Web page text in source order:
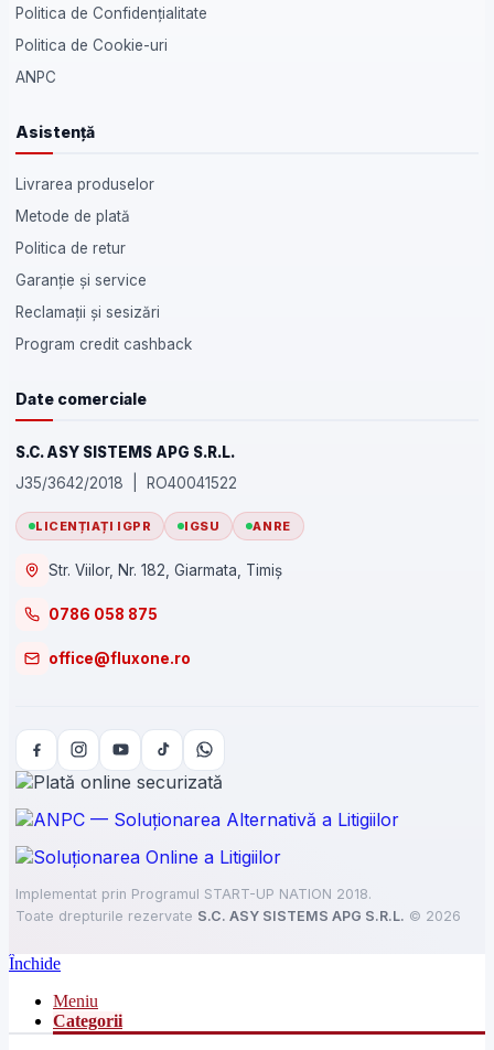
Politica de Confidențialitate
Politica de Cookie-uri
ANPC
Asistență
Livrarea produselor
Metode de plată
Politica de retur
Garanție și service
Reclamații și sesizări
Program credit cashback
Date comerciale
S.C. ASY SISTEMS APG S.R.L.
J35/3642/2018 | RO40041522
LICENȚIAȚI IGPR IGSU ANRE
Str. Viilor, Nr. 182, Giarmata, Timiș
0786 058 875
office@fluxone.ro
Implementat prin Programul START-UP NATION 2018.
Toate drepturile rezervate S.C. ASY SISTEMS APG S.R.L. © 2026
Închide
Meniu
Categorii